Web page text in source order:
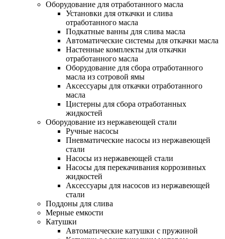
Оборудование для отработанного масла
Установки для откачки и слива
отработанного масла
Подкатные ванны для слива масла
Автоматические системы для откачки масла
Настенные комплекты для откачки
отработанного масла
Оборудование для сбора отработанного
масла из сотровой ямы
Аксессуары для откачки отработанного
масла
Цистерны для сбора отработанных
жидкостей
Оборудование из нержавеющей стали
Ручные насосы
Пневматические насосы из нержавеющей
стали
Насосы из нержавеющей стали
Насосы для перекачивания коррозивных
жидкостей
Аксессуары для насосов из нержавеющей
стали
Поддоны для слива
Мерные емкости
Катушки
Автоматические катушки с пружиной